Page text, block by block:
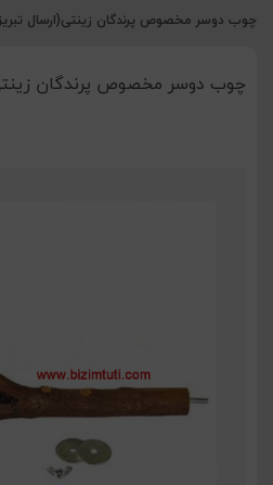
چوب دوسر مخصوص پرندگان زینتی(ارسال
چوب دوسر مخصوص پرندگان